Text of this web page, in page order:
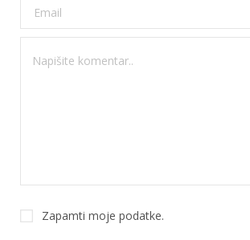
Zapamti moje podatke.